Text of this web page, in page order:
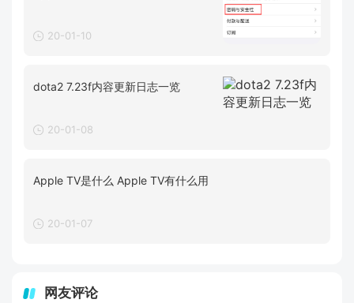
20-01-10
dota2 7.23f内容更新日志一览
20-01-08
Apple TV是什么 Apple TV有什么用
20-01-07
网友评论